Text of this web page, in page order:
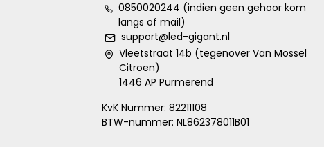
0850020244 (indien geen gehoor kom
langs of mail)
support@led-gigant.nl
Vleetstraat 14b (tegenover Van Mossel
Citroen)
1446 AP Purmerend
KvK Nummer: 82211108
BTW-nummer: NL862378011B01